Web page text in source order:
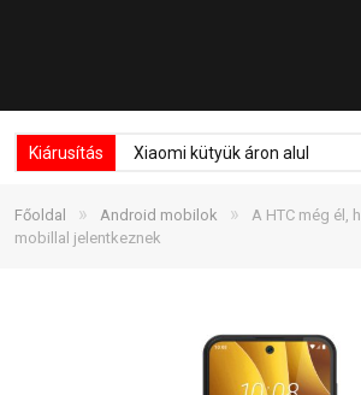
Kiárusítás Xiaomi kütyük áron alul
Főoldal » Android mobilok »
A HTC még él,
mobillal jelentkeznek